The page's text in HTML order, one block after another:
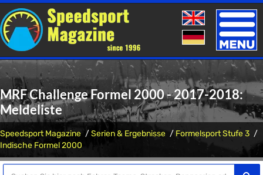
Toggle
MRF Challenge Formel 2000 - 2017-2018:
Meldeliste
Speedsport Magazine Serien & Ergebnisse
Formelsport Stufe 3
Indische Formel 2000